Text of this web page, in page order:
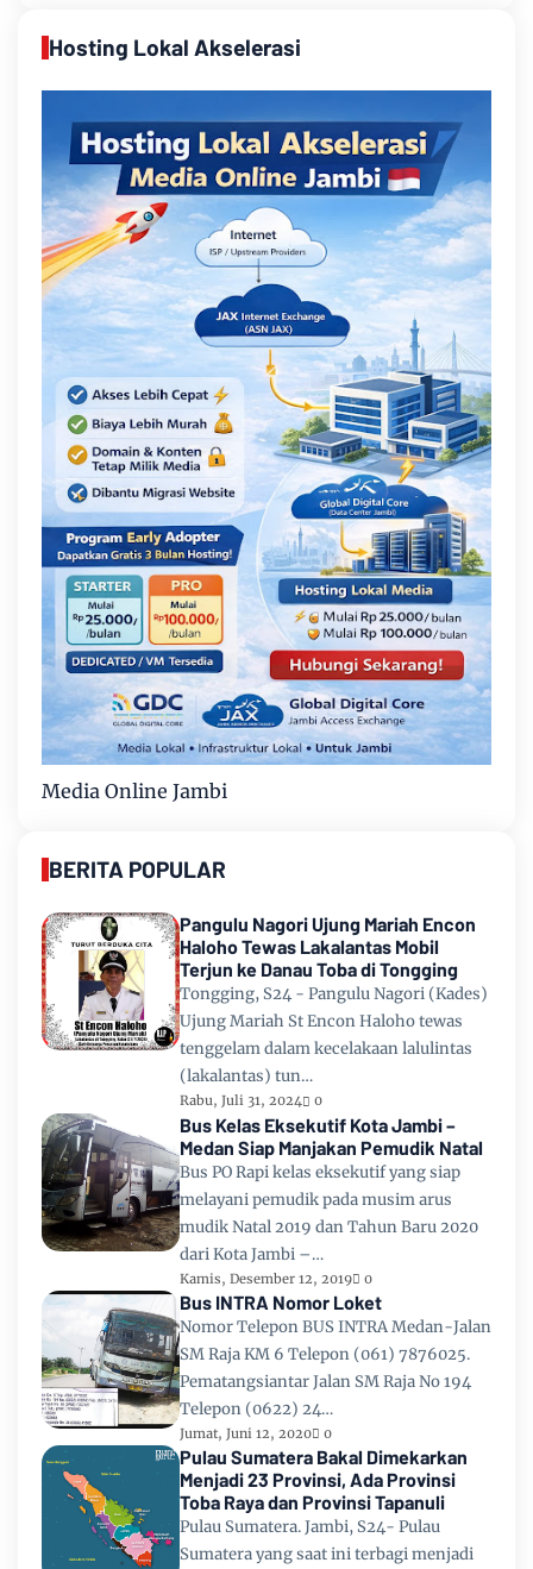
Hosting Lokal Akselerasi
Media Online Jambi
BERITA POPULAR
Pangulu Nagori Ujung Mariah Encon
Haloho Tewas Lakalantas Mobil
Terjun ke Danau Toba di Tongging
Tongging, S24 - Pangulu Nagori (Kades)
Ujung Mariah St Encon Haloho tewas
tenggelam dalam kecelakaan lalulintas
(lakalantas) tun…
Rabu, Juli 31, 2024 0
Bus Kelas Eksekutif Kota Jambi –
Medan Siap Manjakan Pemudik Natal
Bus PO Rapi kelas eksekutif yang siap
melayani pemudik pada musim arus
mudik Natal 2019 dan Tahun Baru 2020
dari Kota Jambi –…
Kamis, Desember 12, 2019 0
Bus INTRA Nomor Loket
Nomor Telepon BUS INTRA Medan-Jalan
SM Raja KM 6 Telepon (061) 7876025.
Pematangsiantar Jalan SM Raja No 194
Telepon (0622) 24…
Jumat, Juni 12, 2020 0
Pulau Sumatera Bakal Dimekarkan
Menjadi 23 Provinsi, Ada Provinsi
Toba Raya dan Provinsi Tapanuli
Pulau Sumatera. Jambi, S24- Pulau
Sumatera yang saat ini terbagi menjadi